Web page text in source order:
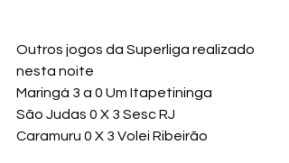
Outros jogos da Superliga realizado
nesta noite
Maringá 3 a 0 Um Itapetininga
São Judas 0 X 3 Sesc RJ
Caramuru 0 X 3 Volei Ribeirão